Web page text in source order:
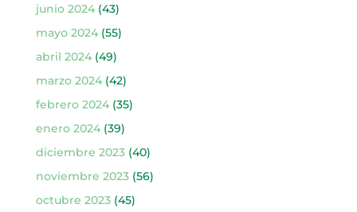
junio 2024(43)
mayo 2024(55)
abril 2024(49)
marzo 2024(42)
febrero 2024(35)
enero 2024(39)
diciembre 2023(40)
noviembre 2023(56)
octubre 2023(45)